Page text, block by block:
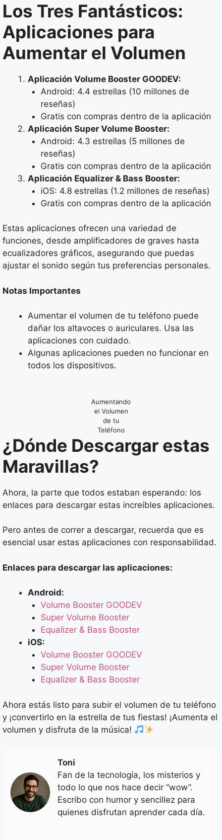
Los Tres Fantásticos:
Aplicaciones para
Aumentar el Volumen
Aplicación Volume Booster GOODEV:
Android: 4.4 estrellas (10 millones de
reseñas)
Gratis con compras dentro de la aplicación
Aplicación Super Volume Booster:
Android: 4.3 estrellas (5 millones de
reseñas)
Gratis con compras dentro de la aplicación
Aplicación Equalizer & Bass Booster:
iOS: 4.8 estrellas (1.2 millones de reseñas)
Gratis con compras dentro de la aplicación
Estas aplicaciones ofrecen una variedad de
funciones, desde amplificadores de graves hasta
ecualizadores gráficos, asegurando que puedas
ajustar el sonido según tus preferencias personales.
Notas Importantes
Aumentar el volumen de tu teléfono puede
dañar los altavoces o auriculares. Usa las
aplicaciones con cuidado.
Algunas aplicaciones pueden no funcionar en
todos los dispositivos.
Aumentando
el Volumen
de tu
Teléfono
¿Dónde Descargar estas
Maravillas?
Ahora, la parte que todos estaban esperando: los
enlaces para descargar estas increíbles aplicaciones.
Pero antes de correr a descargar, recuerda que es
esencial usar estas aplicaciones con responsabilidad.
Enlaces para descargar las aplicaciones:
Android:
Volume Booster GOODEV
Super Volume Booster
Equalizer & Bass Booster
iOS:
Volume Booster GOODEV
Super Volume Booster
Equalizer & Bass Booster
Ahora estás listo para subir el volumen de tu teléfono
y ¡convertirlo en la estrella de tus fiestas! ¡Aumenta el
volumen y disfruta de la música!
Toni
Fan de la tecnología, los misterios y
todo lo que nos hace decir “wow”.
Escribo con humor y sencillez para
quienes disfrutan aprender cada día.